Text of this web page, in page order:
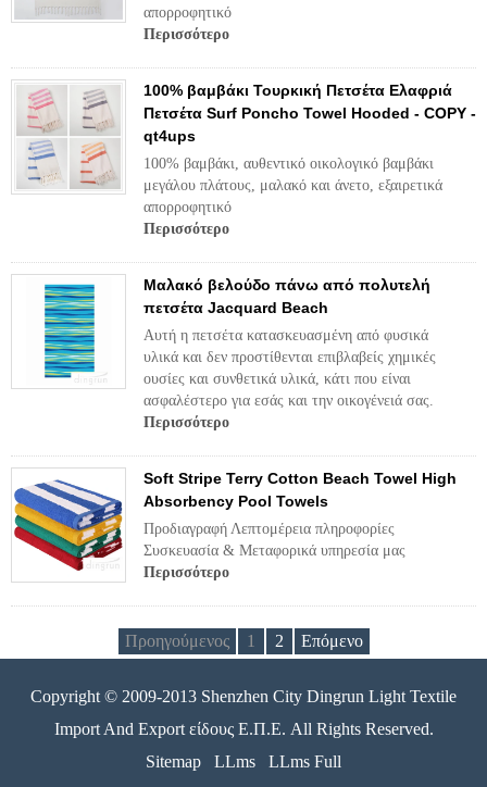
απορροφητικό
Περισσότερο
100% βαμβάκι Τουρκική Πετσέτα Ελαφριά
Πετσέτα Surf Poncho Towel Hooded - COPY -
qt4ups
100% βαμβάκι, αυθεντικό οικολογικό βαμβάκι
μεγάλου πλάτους, μαλακό και άνετο, εξαιρετικά
απορροφητικό
Περισσότερο
Μαλακό βελούδο πάνω από πολυτελή
πετσέτα Jacquard Beach
Αυτή η πετσέτα κατασκευασμένη από φυσικά
υλικά και δεν προστίθενται επιβλαβείς χημικές
ουσίες και συνθετικά υλικά, κάτι που είναι
ασφαλέστερο για εσάς και την οικογένειά σας.
Περισσότερο
Soft Stripe Terry Cotton Beach Towel High
Absorbency Pool Towels
Προδιαγραφή Λεπτομέρεια πληροφορίες
Συσκευασία & Μεταφορικά υπηρεσία μας
Περισσότερο
Προηγούμενος 1 2 Επόμενο
Copyright © 2009-2013 Shenzhen City Dingrun Light Textile
Import And Export είδους Ε.Π.Ε. All Rights Reserved.
Sitemap
LLms LLms Full